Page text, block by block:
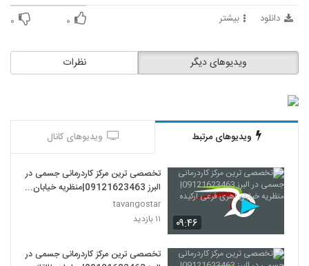
دانلود بیشتر ۰ ۰
نظرات ویدیوهای دیگر
ویدیوهای مرتبط ویدیوهای کانال
۰۹:۴۶
تخصصی ترین مرکز کاردرمانی جسمی در
البرز 09121623463|منظریه خیابان
اهری فرعی ارکیده
tavangostar
۱۱ بازدید
تخصصی ترین مرکز کاردرمانی جسمی در